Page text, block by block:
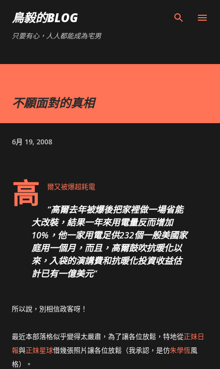
鳥毅的BLOG
只要有心，人人都能成為宅男
不願面對的真相
6月 19, 2008
高 爾又被爆超耗電
高爾去年被爆後把家裡做一場省能
大改裝，結果一年來用電量反而增加
10%，他一家用電足供232個一般美國家
庭用一個月，而且，高爾鼓吹抗暖化以
來，入袋的演講費和抗暖化投資收益估
計已有一億美元
所以說，別相信政客呀！
最近本部落格似乎變得太嚴肅，為了讓各位放鬆，特地從正妹日
報與正妹星球借幾張照片讓各位放鬆（我承認，是仿朱學恆風
格）。